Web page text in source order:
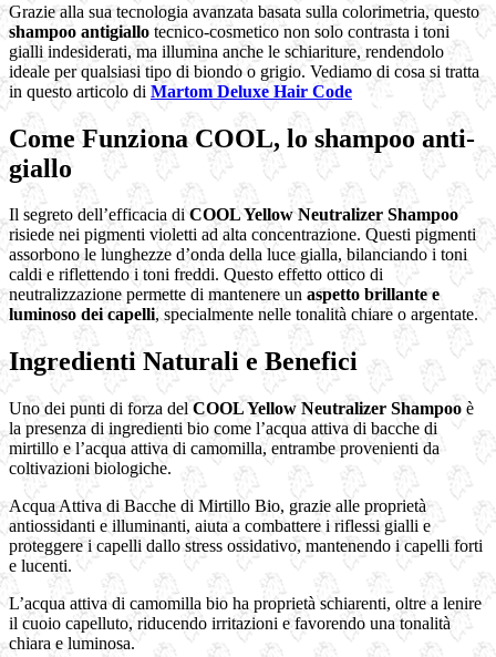
Grazie alla sua tecnologia avanzata basata sulla colorimetria, questo
shampoo antigiallo tecnico-cosmetico non solo contrasta i toni
gialli indesiderati, ma illumina anche le schiariture, rendendolo
ideale per qualsiasi tipo di biondo o grigio. Vediamo di cosa si tratta
in questo articolo di Martom Deluxe Hair Code
Come Funziona COOL, lo shampoo anti-
giallo
Il segreto dell’efficacia diCOOL Yellow Neutralizer Shampoo
risiede nei pigmenti violetti ad alta concentrazione. Questi pigmenti
assorbono le lunghezze d’onda della luce gialla, bilanciando i toni
caldi e riflettendo i toni freddi. Questo effetto ottico di
neutralizzazione permette di mantenere un aspetto brillante e
luminoso dei capelli, specialmente nelle tonalità chiare o argentate.
Ingredienti Naturali e Benefici
Uno dei punti di forza delCOOL Yellow Neutralizer Shampoo è
la presenza di ingredienti bio come l’acqua attiva di bacche di
mirtillo e l’acqua attiva di camomilla, entrambe provenienti da
coltivazioni biologiche.
Acqua Attiva di Bacche di Mirtillo Bio, grazie alle proprietà
antiossidanti e illuminanti, aiuta a combattere i riflessi gialli e
proteggere i capelli dallo stress ossidativo, mantenendo i capelli forti
e lucenti.
L’acqua attiva di camomilla bio ha proprietà schiarenti, oltre a lenire
il cuoio capelluto, riducendo irritazioni e favorendo una tonalità
chiara e luminosa.